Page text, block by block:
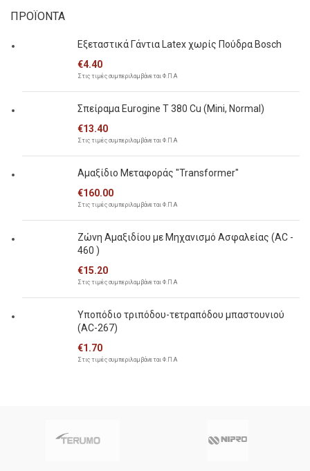
ΠΡΟΪΟΝΤΑ
Εξεταστικά Γάντια Latex χωρίς Πούδρα Bosch
€4.40
Στις τιμές συμπεριλαμβάνεται Φ.Π.Α
Σπείραμα Eurogine Τ 380 Cu (Mini, Normal)
€13.40
Στις τιμές συμπεριλαμβάνεται Φ.Π.Α
Αμαξίδιο Μεταφοράς "Transformer"
€160.00
Στις τιμές συμπεριλαμβάνεται Φ.Π.Α
Ζώνη Αμαξιδίου με Μηχανισμό Ασφαλείας (AC -
460 )
€15.20
Στις τιμές συμπεριλαμβάνεται Φ.Π.Α
Υποπόδιο τριπόδου-τετραπόδου μπαστουνιού
(AC-267)
€1.70
Στις τιμές συμπεριλαμβάνεται Φ.Π.Α